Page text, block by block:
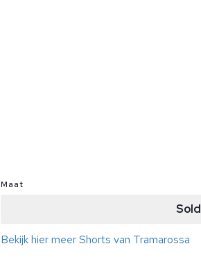
Maat
Sold
Bekijk hier meer Shorts van Tramarossa